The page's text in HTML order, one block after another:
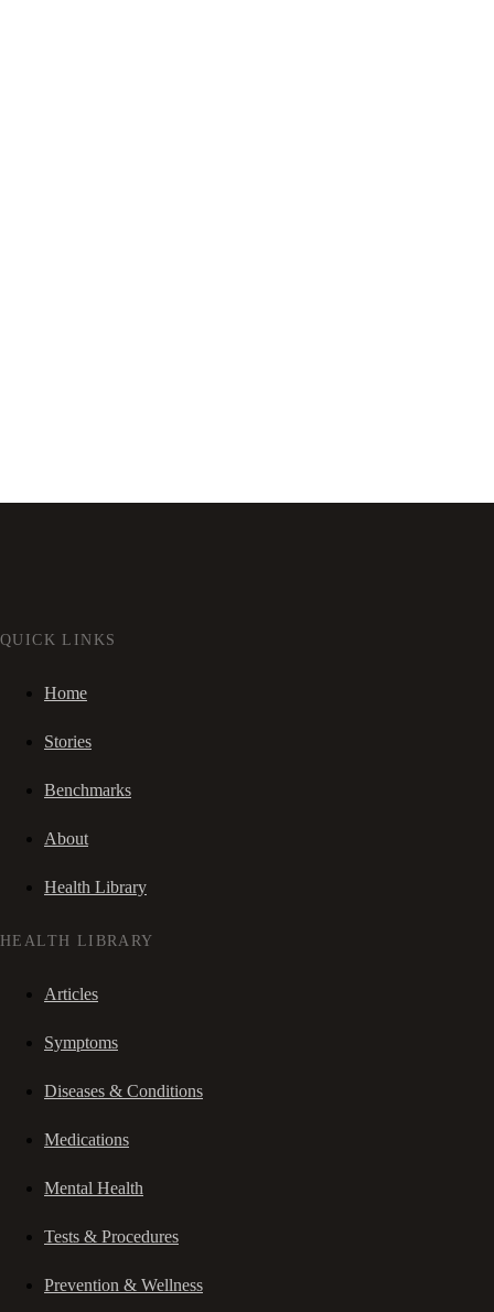
QUICK LINKS
Home
Stories
Benchmarks
About
Health Library
HEALTH LIBRARY
Articles
Symptoms
Diseases & Conditions
Medications
Mental Health
Tests & Procedures
Prevention & Wellness